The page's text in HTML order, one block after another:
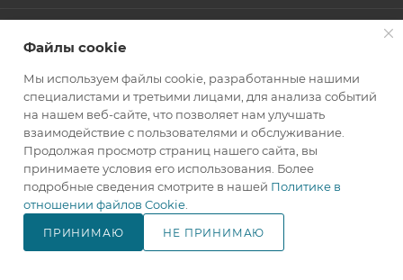
В КОРЗИНУ
+7(800)707-67-25
ЗАКАЗАТЬ ЗВОНОК
info@makita.one
105122, г. Москва, м. Черкизовская
(МЦК Локомотив), Щелковское
шоссе дом 3, стр. 1, ТЦ "Город
Хобби", корпус Б, 4 этаж, павильон
Файлы cookie
Мы используем файлы cookie, разработанные нашими
специалистами и третьими лицами, для анализа событий
на нашем веб-сайте, что позволяет нам улучшать
взаимодействие с пользователями и обслуживание.
Продолжая просмотр страниц нашего сайта, вы
принимаете условия его использования. Более
подробные сведения смотрите в нашей Политике в
отношении файлов Cookie
ПРИНИМАЮ НЕ ПРИНИМАЮ